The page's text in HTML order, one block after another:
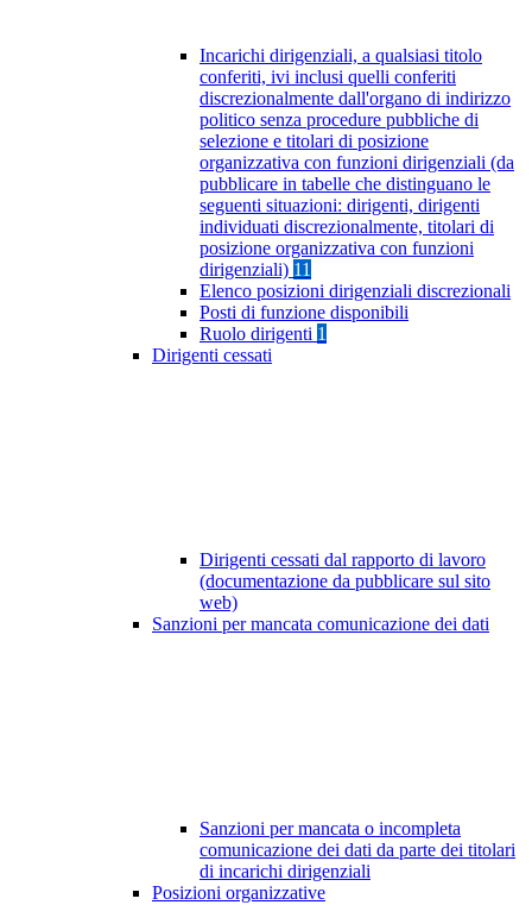
Incarichi dirigenziali, a qualsiasi titolo
conferiti, ivi inclusi quelli conferiti
discrezionalmente dall'organo di indirizzo
politico senza procedure pubbliche di
selezione e titolari di posizione
organizzativa con funzioni dirigenziali (da
pubblicare in tabelle che distinguano le
seguenti situazioni: dirigenti, dirigenti
individuati discrezionalmente, titolari di
posizione organizzativa con funzioni
dirigenziali) 11
Elenco posizioni dirigenziali discrezionali
Posti di funzione disponibili
Ruolo dirigenti 1
Dirigenti cessati
Dirigenti cessati dal rapporto di lavoro
(documentazione da pubblicare sul sito
web)
Sanzioni per mancata comunicazione dei dati
Sanzioni per mancata o incompleta
comunicazione dei dati da parte dei titolari
di incarichi dirigenziali
Posizioni organizzative